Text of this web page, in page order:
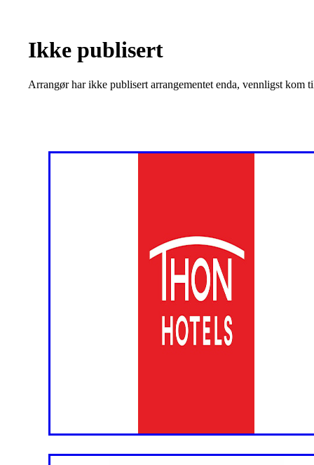
Ikke publisert
Arrangør har ikke publisert arrangementet enda, vennligst kom